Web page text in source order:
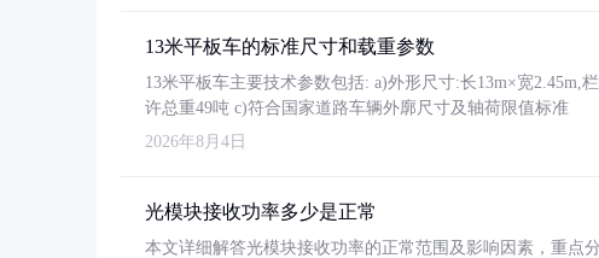
13米平板车的标准尺寸和载重参数
13米平板车主要技术参数包括: a)外形尺寸:长13m×宽2.45m,
许总重49吨 c)符合国家道路车辆外廓尺寸及轴荷限值标准
2026年8月4日
光模块接收功率多少是正常
本文详细解答光模块接收功率的正常范围及影响因素，重点